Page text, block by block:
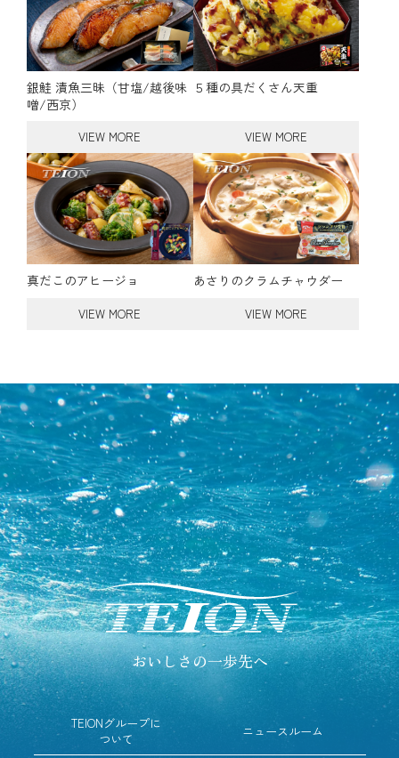
銀鮭 漬魚三昧（甘塩/越後味
噌/西京）
VIEW MORE
５種の具だくさん天重
VIEW MORE
真だこのアヒージョ
VIEW MORE
あさりのクラムチャウダー
VIEW MORE
おいしさの一歩先へ
TEIONグループに
ついて
ニュースルーム